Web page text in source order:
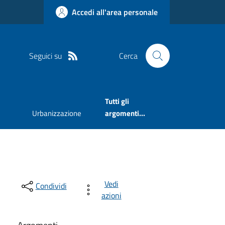
Accedi all'area personale
Seguici su Cerca
Urbanizzazione
Tutti gli
argomenti...
Condividi
Vedi
azioni